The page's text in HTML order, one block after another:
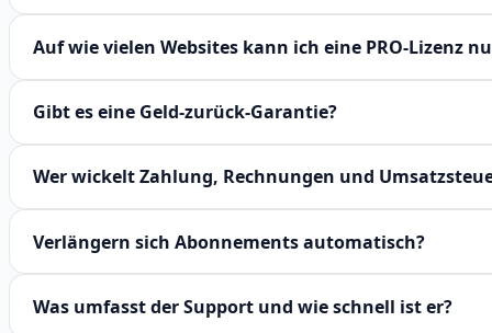
Auf wie vielen Websites kann ich eine PRO-Lizenz
Gibt es eine Geld-zurück-Garantie?
Wer wickelt Zahlung, Rechnungen und
Verlängern sich Abonnements automatisch?
Was umfasst der Support und wie schnell ist er?